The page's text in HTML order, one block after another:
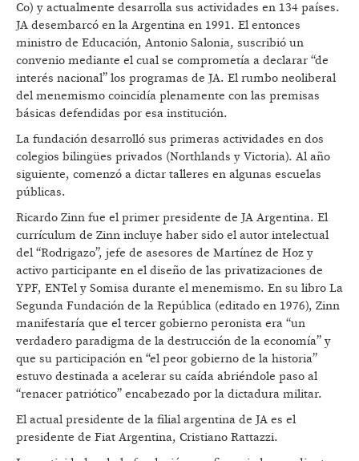
Co) y actualmente desarrolla sus actividades en 134 países.
JA desembarcó en la Argentina en 1991. El entonces
ministro de Educación, Antonio Salonia, suscribió un
convenio mediante el cual se comprometía a declarar “de
interés nacional” los programas de JA. El rumbo neoliberal
del menemismo coincidía plenamente con las premisas
básicas defendidas por esa institución.
La fundación desarrolló sus primeras actividades en dos
colegios bilingües privados (Northlands y Victoria). Al año
siguiente, comenzó a dictar talleres en algunas escuelas
públicas.
Ricardo Zinn fue el primer presidente de JA Argentina. El
currículum de Zinn incluye haber sido el autor intelectual
del “Rodrigazo”, jefe de asesores de Martínez de Hoz y
activo participante en el diseño de las privatizaciones de
YPF, ENTel y Somisa durante el menemismo. En su libro La
Segunda Fundación de la República (editado en 1976), Zinn
manifestaría que el tercer gobierno peronista era “un
verdadero paradigma de la destrucción de la economía” y
que su participación en “el peor gobierno de la historia”
estuvo destinada a acelerar su caída abriéndole paso al
“renacer patriótico” encabezado por la dictadura militar.
El actual presidente de la filial argentina de JA es el
presidente de Fiat Argentina, Cristiano Rattazzi.